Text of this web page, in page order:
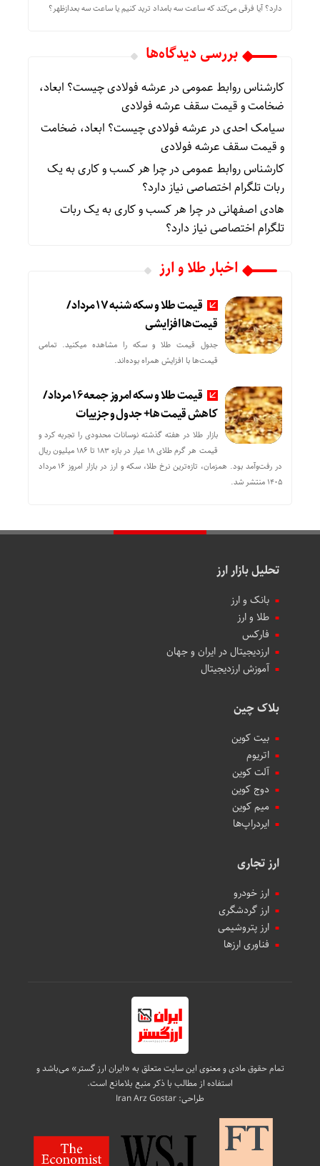
دارد؟ آیا فرقی می‌کند که ساعت سه بامداد ترید کنیم یا ساعت سه بعدازظهر؟
بررسی دیدگاه‌ها
کارشناس روابط عمومیدر عرشه فولادی چیست؟ ابعاد،
ضخامت و قیمت سقف عرشه فولادی
سیامک احدیدر عرشه فولادی چیست؟ ابعاد، ضخامت
و قیمت سقف عرشه فولادی
کارشناس روابط عمومیدرچرا هر کسب‌ و کاری به یک
ربات تلگرام اختصاصی نیاز دارد؟
هادی اصفهانیدرچرا هر کسب‌ و کاری به یک ربات
تلگرام اختصاصی نیاز دارد؟
اخبار طلا و ارز
قیمت طلا و سکه شنبه 17 مرداد/
قیمت‌ها افزایشی
جدول قیمت طلا و سکه را مشاهده میکنید. تمامی
قیمت‌ها با افزایش همراه بوده‌اند.
قیمت طلا و سکه امروز جمعه ۱۶ مرداد/
کاهش قیمت ها+ جدول و جزییات
بازار طلا در هفته گذشته نوسانات محدودی را تجربه کرد و
قیمت هر گرم طلای ۱۸ عیار در بازه ۱۸۳ تا ۱۸۶ میلیون ریال
در رفت‌وآمد بود. همزمان، تازه‌ترین نرخ طلا، سکه و ارز در بازار امروز ۱۶ مرداد
۱۴۰۵ منتشر شد.
تحلیل بازار ارز
بانک و ارز
طلا و ارز
فارکس
ارزدیجیتال در ایران و جهان
آموزش ارزدیجیتال
بلاک چین
بیت کوین
اتریوم
آلت کوین
دوج کوین
میم کوین‌
ایردراپ‌ها
ارز تجاری
ارز خودرو
ارز گردشگری
ارز پتروشیمی
فناوری ارزها
تمام حقوق مادی و معنوی این سایت متعلق به «ایران ارز گستر» می‌باشد و
استفاده از مطالب با ذکر منبع بلامانع است.
طراحی:Iran Arz Gostar